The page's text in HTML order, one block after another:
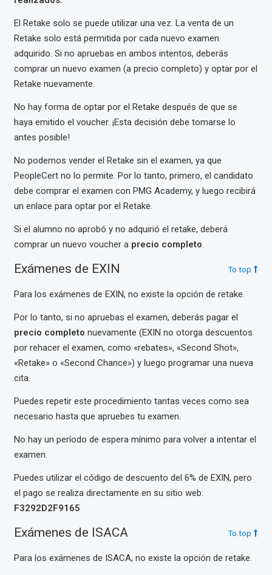
El Retake solo se puede utilizar una vez. La venta de un
Retake solo está permitida por cada nuevo examen
adquirido. Si no apruebas en ambos intentos, deberás
comprar un nuevo examen (a precio completo) y optar por el
Retake nuevamente.
No hay forma de optar por el Retake después de que se
haya emitido el voucher. ¡Esta decisión debe tomarse lo
antes posible!
No podemos vender el Retake sin el examen, ya que
PeopleCert no lo permite. Por lo tanto, primero, el candidato
debe comprar el examen con PMG Academy, y luego recibirá
un enlace para optar por el Retake.
Si el alumno no aprobó y no adquirió el retake, deberá
comprar un nuevo voucher a precio completo.
Exámenes de EXIN To top
Para los exámenes de EXIN, no existe la opción de retake.
Por lo tanto, si no apruebas el examen, deberás pagar el
precio completo nuevamente (EXIN no otorga descuentos
por rehacer el examen, como «rebates», «Second Shot»,
«Retake» o «Second Chance») y luego programar una nueva
cita.
Puedes repetir este procedimiento tantas veces como sea
necesario hasta que apruebes tu examen.
No hay un período de espera mínimo para volver a intentar el
examen.
Puedes utilizar el código de descuento del 6% de EXIN, pero
el pago se realiza directamente en su sitio web:
F3292D2F9165
Exámenes de ISACA To top
Para los exámenes de ISACA, no existe la opción de retake.